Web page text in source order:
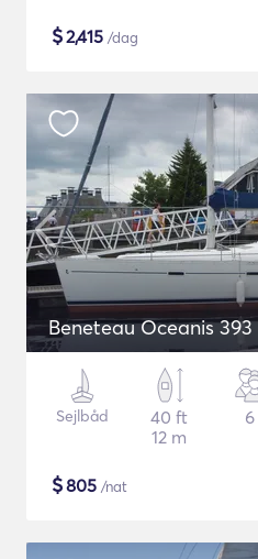
$2,415 /dag
Beneteau Oceanis 393
Sejlbåd
40 ft
12 m
6
$805 /nat